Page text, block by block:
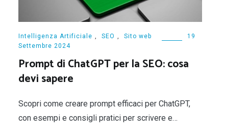
Intelligenza Artificiale , SEO , Sito web
19
Settembre 2024
Prompt di ChatGPT per la SEO: cosa
devi sapere
Scopri come creare prompt efficaci per ChatGPT,
con esempi e consigli pratici per scrivere e…